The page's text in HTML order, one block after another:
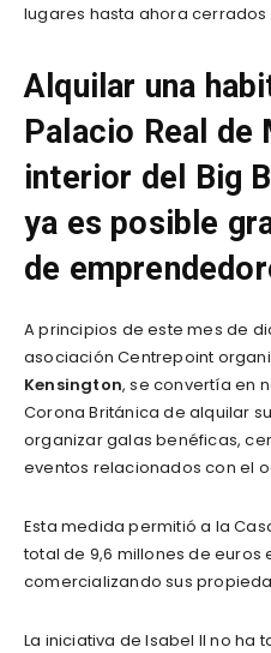
lugares hasta ahora
Alquilar una
Palacio Real de
interior del Big
ya es posible
de
A principios de este mes de
asociación Centrepoint
Kensington, se convertía en
Corona Británica de alquilar
organizar galas benéficas,
eventos relacionados con el
Esta medida permitió a la
total de 9,6 millones de euros
comercializando sus
La iniciativa de Isabel II no